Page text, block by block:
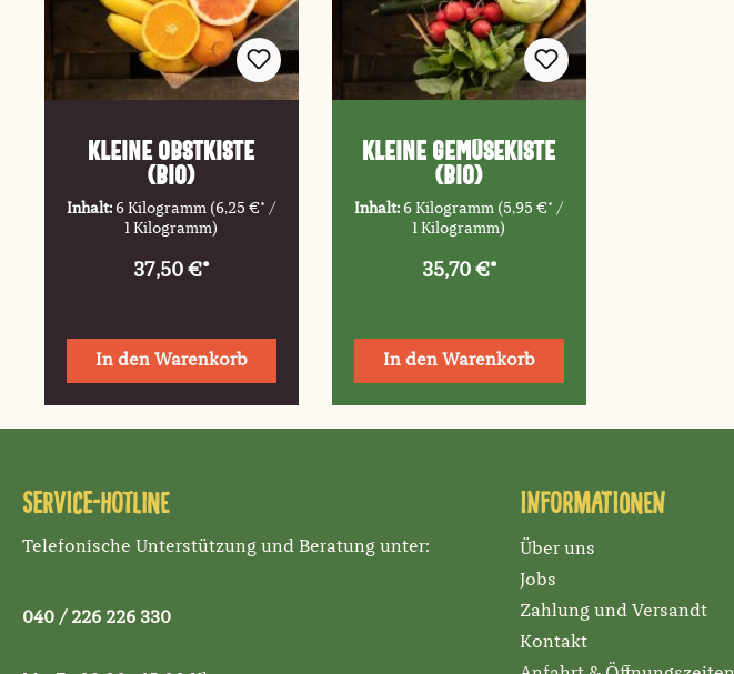
Kleine Obstkiste
(Bio)
Inhalt: 6 Kilogramm (6,25 €* /
1 Kilogramm)
37,50 €*
In den Warenkorb
Kleine Gemüsekiste
(Bio)
Inhalt: 6 Kilogramm (5,95 €* /
1 Kilogramm)
35,70 €*
In den Warenkorb
Service-Hotline
Telefonische Unterstützung und Beratung unter:
040 / 226 226 330
Informationen
Über uns
Jobs
Zahlung und Versandt
Kontakt